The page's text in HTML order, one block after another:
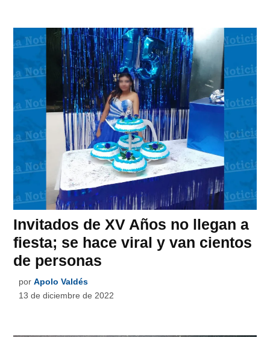
Invitados de XV Años no llegan a
fiesta; se hace viral y van cientos
de personas
por Apolo Valdés
13 de diciembre de 2022